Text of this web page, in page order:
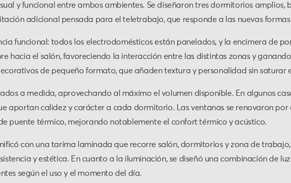
y funcional entre ambos ambientes. Se diseñaron tres dormitorios amplios,
adicional pensada para el teletrabajo, que responde a las nuevas
funcional: todos los electrodomésticos están panelados, y la encimera de
hacia el salón, favoreciendo la interacción entre las distintas zonas y
de pequeño formato, que añaden textura y personalidad sin saturar
a medida, aprovechando al máximo el volumen disponible. En algunos
aportan calidez y carácter a cada dormitorio. Las ventanas se renovaron por
puente térmico, mejorando notablemente el confort térmico y acústico.
con una tarima laminada que recorre salón, dormitorios y zona de
y estética. En cuanto a la iluminación, se diseñó una combinación de
según el uso y el momento del día.